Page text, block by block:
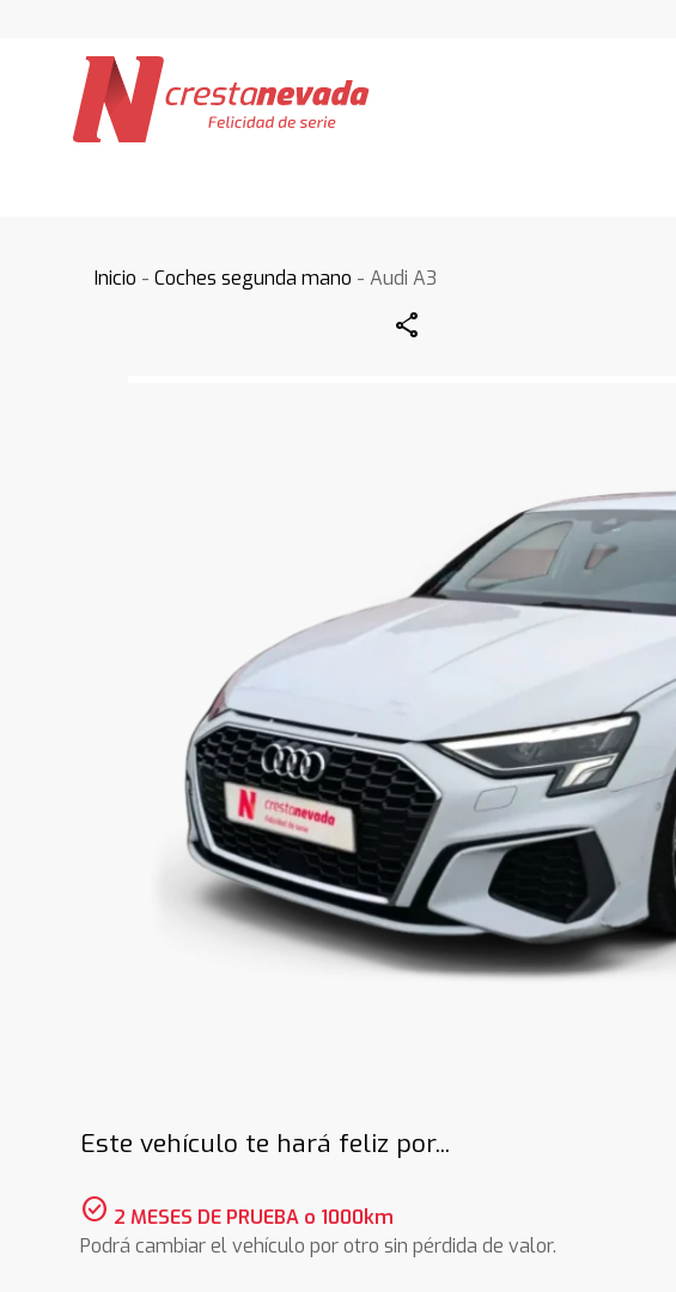
Inicio -Coches segunda mano - Audi A3
Share
Este vehículo te hará feliz por...
check_circle 2 MESES DE PRUEBA o 1000km
Podrá cambiar el vehículo por otro sin pérdida de valor.